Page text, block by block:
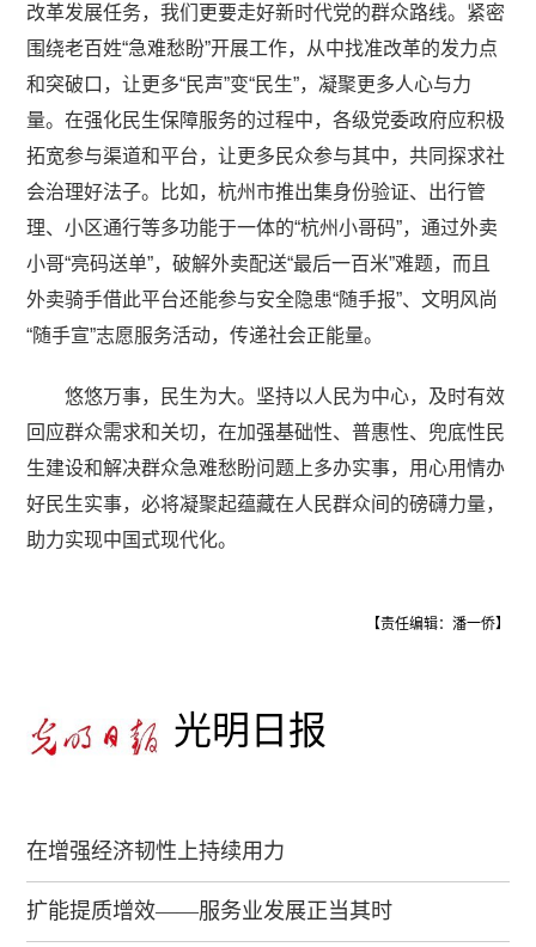
改革发展任务，我们更要走好新时代党的群众路线。紧密
围绕老百姓“急难愁盼”开展工作，从中找准改革的发力点
和突破口，让更多“民声”变“民生”，凝聚更多人心与力
量。在强化民生保障服务的过程中，各级党委政府应积极
拓宽参与渠道和平台，让更多民众参与其中，共同探求社
会治理好法子。比如，杭州市推出集身份验证、出行管
理、小区通行等多功能于一体的“杭州小哥码”，通过外卖
小哥“亮码送单”，破解外卖配送“最后一百米”难题，而且
外卖骑手借此平台还能参与安全隐患“随手报”、文明风尚
“随手宣”志愿服务活动，传递社会正能量。
悠悠万事，民生为大。坚持以人民为中心，及时有效
回应群众需求和关切，在加强基础性、普惠性、兜底性民
生建设和解决群众急难愁盼问题上多办实事，用心用情办
好民生实事，必将凝聚起蕴藏在人民群众间的磅礴力量，
助力实现中国式现代化。
【责任编辑：潘一侨】
光明日报
在增强经济韧性上持续用力
扩能提质增效——服务业发展正当其时